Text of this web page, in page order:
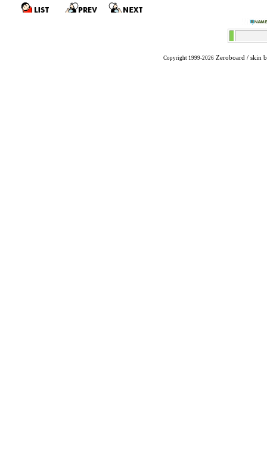
Copyright 1999-2026 Zeroboard / skin